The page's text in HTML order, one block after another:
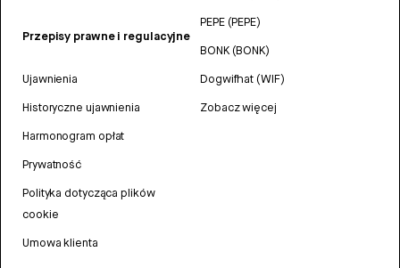
Przepisy prawne i regulacyjne
Ujawnienia
Historyczne ujawnienia
Harmonogram opłat
Prywatność
Polityka dotycząca plików
cookie
Umowa klienta
PEPE (PEPE)
BONK (BONK)
Dogwifhat (WIF)
Zobacz więcej